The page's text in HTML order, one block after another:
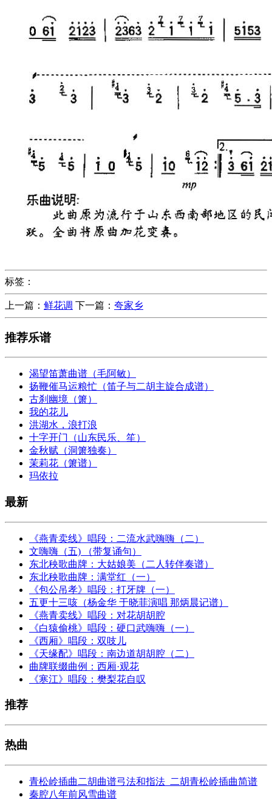
标签：
上一篇： 鲜花调 下一篇： 夸家乡
推荐乐谱
渴望笛萧曲谱（毛阿敏）
扬鞭催马运粮忙（笛子与二胡主旋合成谱）
古刹幽境（箫）
我的花儿
洪湖水，浪打浪
十字开门（山东民乐、笙）
金秋赋（洞箫独奏）
茉莉花（箫谱）
玛依拉
最新
《燕青卖线》唱段：二流水武嗨嗨（二）
文嗨嗨（五) （带复诵句）
东北秧歌曲牌：大姑娘美（二人转伴奏谱）
东北秧歌曲牌：满堂红（一）
《包公吊孝》唱段：打牙牌（一）
五更十三咳（杨金华 于晓菲演唱 那炳晨记谱）
《燕青卖线》唱段：对花胡胡腔
《白猿偷桃》唱段：硬口武嗨嗨（一）
《西厢》唱段：双吱儿
《天缘配》唱段：南边道胡胡腔（二）
曲牌联缀曲例：西厢·观花
《寒江》唱段：樊梨花自叹
推荐
热曲
青松岭插曲二胡曲谱弓法和指法_二胡青松岭插曲简谱
秦腔八年前风雪曲谱